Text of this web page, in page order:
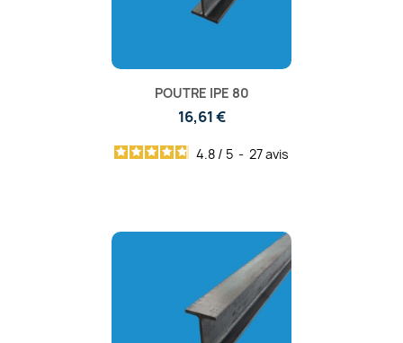
POUTRE IPE 80
16,61 €
4.8 / 5 - 27avis